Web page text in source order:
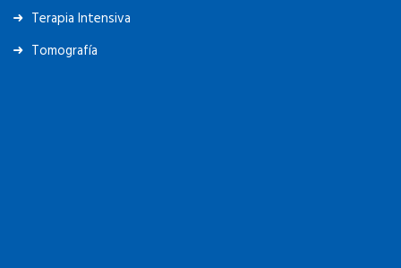
Terapia Intensiva
Tomografía